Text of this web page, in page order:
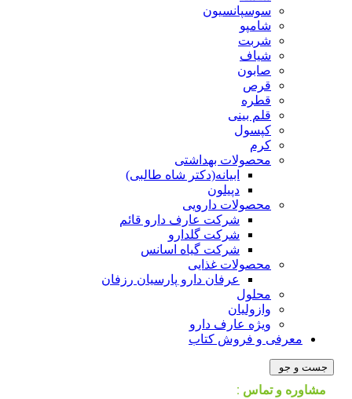
سوسپانسیون
شامپو
شربت
شیاف
صابون
قرص
قطره
قلم بینی
کپسول
کرم
محصولات بهداشتی
ابیانه(دکتر شاه طالبی)
دپیلون
محصولات دارویی
شرکت عارف دارو قائم
شرکت گلدارو
شرکت گیاه اسانس
محصولات غذایی
عرفان دارو پارسیان رزفان
محلول
وازولیان
ویژه عارف دارو
معرفی و فروش کتاب
جست و جو
مشاوره و تماس :